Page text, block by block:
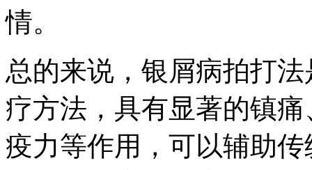
情。
总的来说，银屑病拍打
疗方法，具有显著的镇
疫力等作用，可以辅助